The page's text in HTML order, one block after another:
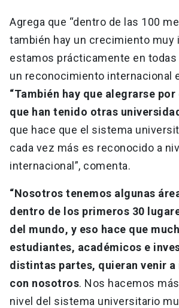
Agrega que “dentro de las 100
también hay un crecimiento muy
estamos prácticamente en todas
un reconocimiento internacional
“También hay que alegrarse
que han tenido otras
que hace que el sistema
cada vez más es reconocido a
internacional”, comenta.
“Nosotros tenemos algunas
dentro de los primeros 30
del mundo, y eso hace que
estudiantes, académicos e
distintas partes, quieran venir
con nosotros. Nos hacemos
nivel del sistema universitario